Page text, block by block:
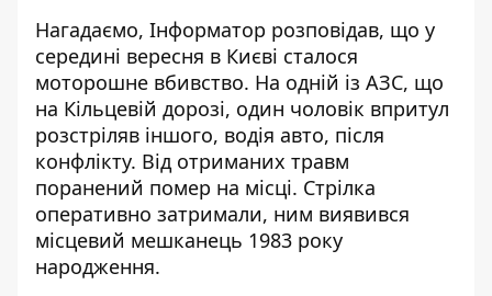
Нагадаємо, Інформатор розповідав, що у
середині вересня в Києві сталося
моторошне вбивство. На одній із АЗС, що
на Кільцевій дорозі, один чоловік впритул
розстріляв іншого, водія авто, після
конфлікту. Від отриманих травм
поранений помер на місці. Стрілка
оперативно затримали, ним виявився
місцевий мешканець 1983 року
народження.